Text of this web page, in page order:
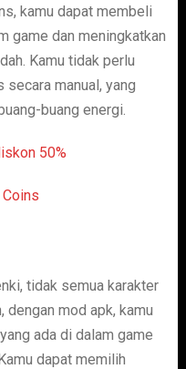
kamu dapat membeli
game dan meningkatkan
Kamu tidak perlu
manual, yang
buang energi.
tidak semua karakter
dengan mod apk, kamu
ada di dalam game
dapat memilih